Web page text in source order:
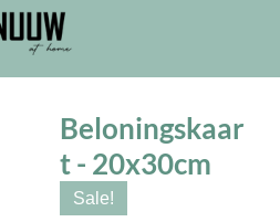
Beloningskaar
t - 20x30cm
Sale!